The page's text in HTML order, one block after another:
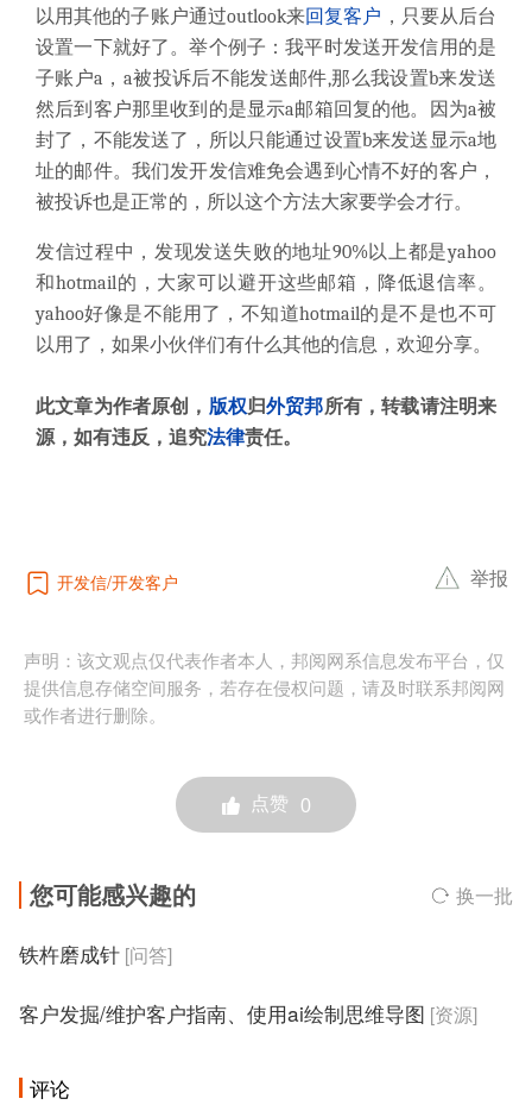
以用其他的子账户通过outlook来回复客户 ，只要从后台
设置一下就好了。举个例子：我平时发送开发信用的是
子账户a ， a被投诉后不能发送邮件,那么我设置b来发送
然后到客户那里收到的是显示a邮箱回复的他。因为a被
封了，不能发送了，所以只能通过设置b来发送显示a地
址的邮件。我们发开发信难免会遇到心情不好的客户，
被投诉也是正常的，所以这个方法大家要学会才行。
发信过程中，发现发送失败的地址90%以上都是yahoo
和hotmail的，大家可以避开这些邮箱，降低退信率。
yahoo好像是不能用了，不知道hotmail的是不是也不可
以用了，如果小伙伴们有什么其他的信息，欢迎分享。
此文章为作者原创， 版权归外贸邦所有，转载请注明来
源，如有违反，追究法律责任。
开发信 开发客户 举报
声明：该文观点仅代表作者本人，邦阅网系信息发布平台，仅
提供信息存储空间服务，若存在侵权问题，请及时联系邦阅网
或作者进行删除。
点赞 0
您可能感兴趣的 换一批
铁杵磨成针 [问答]
客户发掘/维护客户指南、使用ai绘制思维导图 [资源]
评论